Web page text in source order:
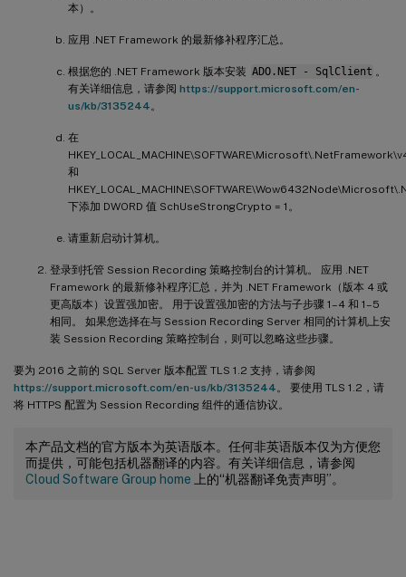
本）。
应用 .NET Framework 的最新修补程序汇总。
根据您的 .NET Framework 版本安装 ADO.NET - SqlClient 。
有关详细信息，请参阅 https://support.microsoft.com/en-
us/kb/3135244 。
在
和
下添加 DWORD 值 SchUseStrongCrypto = 1。
请重新启动计算机。
登录到托管 Session Recording 策略控制台的计算机。 应用 .NET
Framework 的最新修补程序汇总，并为 .NET Framework（版本 4 或
更高版本）设置强加密。 用于设置强加密的方法与子步骤 1–4 和 1–5
相同。 如果您选择在与 Session Recording Server 相同的计算机上安
装 Session Recording 策略控制台，则可以忽略这些步骤。
要为 2016 之前的 SQL Server 版本配置 TLS 1.2 支持，请参阅
https://support.microsoft.com/en-us/kb/3135244 。 要使用 TLS 1.2，请
将 HTTPS 配置为 Session Recording 组件的通信协议。
本产品文档的官方版本为英语版本。任何非英语版本仅为方便您
而提供，可能包括机器翻译的内容。有关详细信息，请参阅
Cloud Software Group home 上的“机器翻译免责声明”。